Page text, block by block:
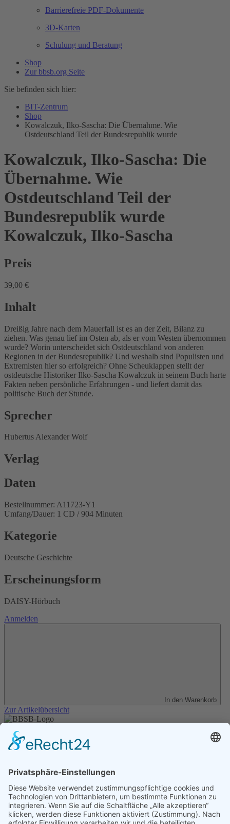
Barrierefreie PDF-Dokumente
3D-Karten
Schulung und Beratung
Shop
Zur bbsb.org Seite
Sie befinden sich hier:
BIT-Zentrum
Shop
Kowalczuk, Ilko-Sascha: Die Übernahme. Wie
Ostdeutschland Teil der Bundesrepublik wurde
Kowalczuk, Ilko-Sascha: Die
Übernahme. Wie
Ostdeutschland Teil der
Bundesrepublik wurde
Kowalczuk, Ilko-Sascha
Preis
39,00 €
Inhalt
Dreißig Jahre nach dem Mauerfall ist es an der Zeit, Bilanz zu
ziehen. Was genau lief im Osten ab, als er vom Westen übernommen
wurde? Worin unterscheidet sich Ostdeutschland von anderen
Regionen in der Bundesrepublik? Und weshalb sind Populisten und
Extremisten hier so erfolgreich? Ohne Scheuklappen stellt der
ostdeutsche Historiker Ilko-Sascha Kowalczuk in seinem Buch harte
Fakten neben persönliche Erfahrungen - und liefert damit das
politische Buch der Stunde.
Sprecher
Hubertus Alexander Wolf
Verlag
Daten
Bestellnummer: A11723-Y1
Umfang/Dauer: 1 CD / 904 Minuten
Kategorie
Deutsche Geschichte
Erscheinungsform
DAISY-Hörbuch
Anmelden
In den Warenkorb
Zur Artikelübersicht
Unser Angebot
Shop
Datenschutz
Kontakt
Transparenzerklärung